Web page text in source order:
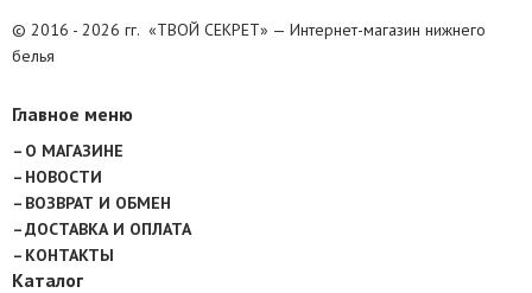
© 2016 - 2026 гг. «ТВОЙ СЕКРЕТ» — Интернет-магазин нижнего
белья
Главное меню
О МАГАЗИНЕ
НОВОСТИ
ВОЗВРАТ И ОБМЕН
ДОСТАВКА И ОПЛАТА
КОНТАКТЫ
Каталог